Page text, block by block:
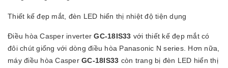
Thiết kế đẹp mắt, đèn LED hiển thị nhiệt độ tiện dụng
Điều hòa Casper inverterGC-18IS33 với thiết kế đẹp mắt có
đôi chút giống với dòng điều hòa Panasonic N series. Hơn nữa,
máy điều hòa Casper GC-18IS33 còn trang bị đèn LED hiển thị